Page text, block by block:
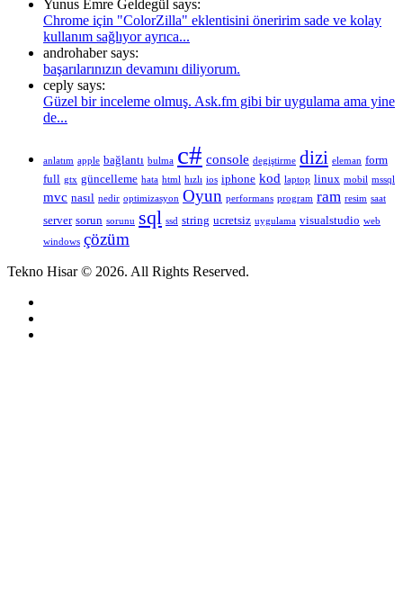
Yunus Emre Geldegül says:
Chrome için "ColorZilla" eklentisini öneririm sade ve kolay
kullanım sağlıyor ayrıca...
androhaber says:
başarılarınızın devamını diliyorum.
ceply says:
Güzel bir inceleme olmuş. Ask.fm gibi bir uygulama ama yine
de...
anlatım apple bağlantı bulma c# console degiştirme dizi eleman form
full gtx güncelleme hata html hızlı ios iphone kod laptop linux mobil mssql
mvc nasıl nedir optimizasyon Oyun performans program ram resim saat
server sorun sorunu sql ssd string ucretsiz uygulama visualstudio web
windows çözüm
Tekno Hisar © 2026. All Rights Reserved.